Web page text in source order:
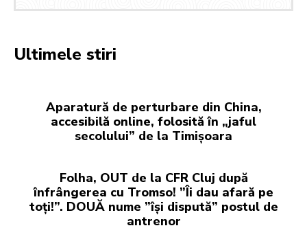
Ultimele stiri
Aparatură de perturbare din China,
accesibilă online, folosită în „jaful
secolului” de la Timișoara
Folha, OUT de la CFR Cluj după
înfrângerea cu Tromso! ”Îi dau afară pe
toți!”. DOUĂ nume ”își dispută” postul de
antrenor